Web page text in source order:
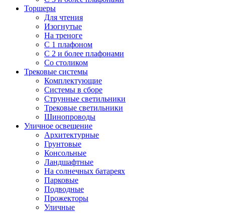
Торшеры
Для чтения
Изогнутые
На треноге
С 1 плафоном
С 2 и более плафонами
Со столиком
Трековые системы
Комплектующие
Системы в сборе
Струнные светильники
Трековые светильники
Шинопроводы
Уличное освещение
Архитектурные
Грунтовые
Консольные
Ландшафтные
На солнечных батареях
Парковые
Подводные
Прожекторы
Уличные